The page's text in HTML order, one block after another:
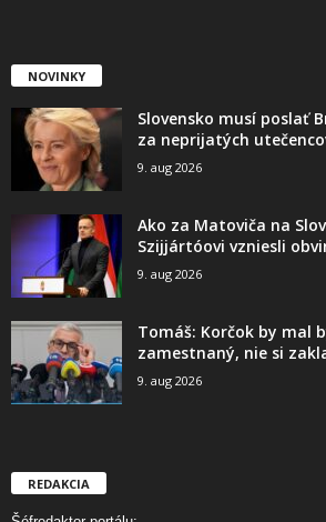
NOVINKY
Slovensko musí poslať
za neprijatých
9. aug 2026
Ako za Matoviča na
Szijjártóovi vzniesli
9. aug 2026
Tomáš: Korčok by mal
zamestnaný, nie si
9. aug 2026
REDAKCIA